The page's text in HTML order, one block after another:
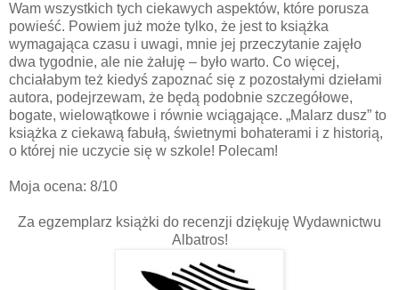
Wam wszystkich tych ciekawych aspektów, które porusza
powieść. Powiem już może tylko, że jest to książka
wymagająca czasu i uwagi, mnie jej przeczytanie zajęło
dwa tygodnie, ale nie żałuję – było warto. Co więcej,
chciałabym też kiedyś zapoznać się z pozostałymi dziełami
autora, podejrzewam, że będą podobnie szczegółowe,
bogate, wielowątkowe i równie wciągające. „Malarz dusz” to
książka z ciekawą fabułą, świetnymi bohaterami i z historią,
o której nie uczycie się w szkole! Polecam!
Moja ocena: 8/10
Za egzemplarz książki do recenzji dziękuję Wydawnictwu
Albatros!